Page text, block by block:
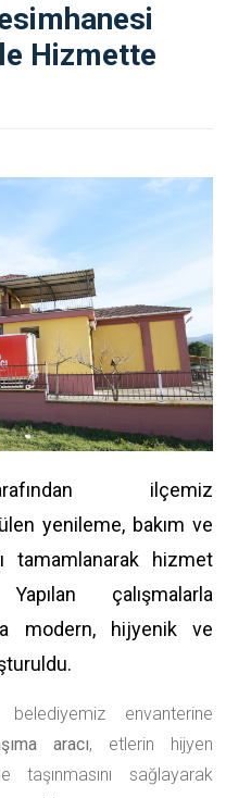
Hizmette
ilçemiz
yenileme, bakım ve
tamamlanarak hizmet
çalışmalarla
modern, hijyenik ve
belediyemiz envanterine
aracı, etlerin hijyen
taşınmasını sağlayarak